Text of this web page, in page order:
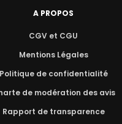
A PROPOS
CGV et CGU
Mentions Légales
Politique de confidentialité
de modération des avis
Rapport de transparence